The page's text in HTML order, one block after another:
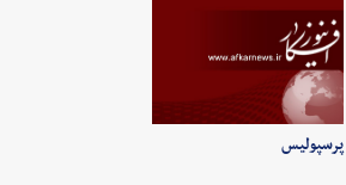
پرسپولیس